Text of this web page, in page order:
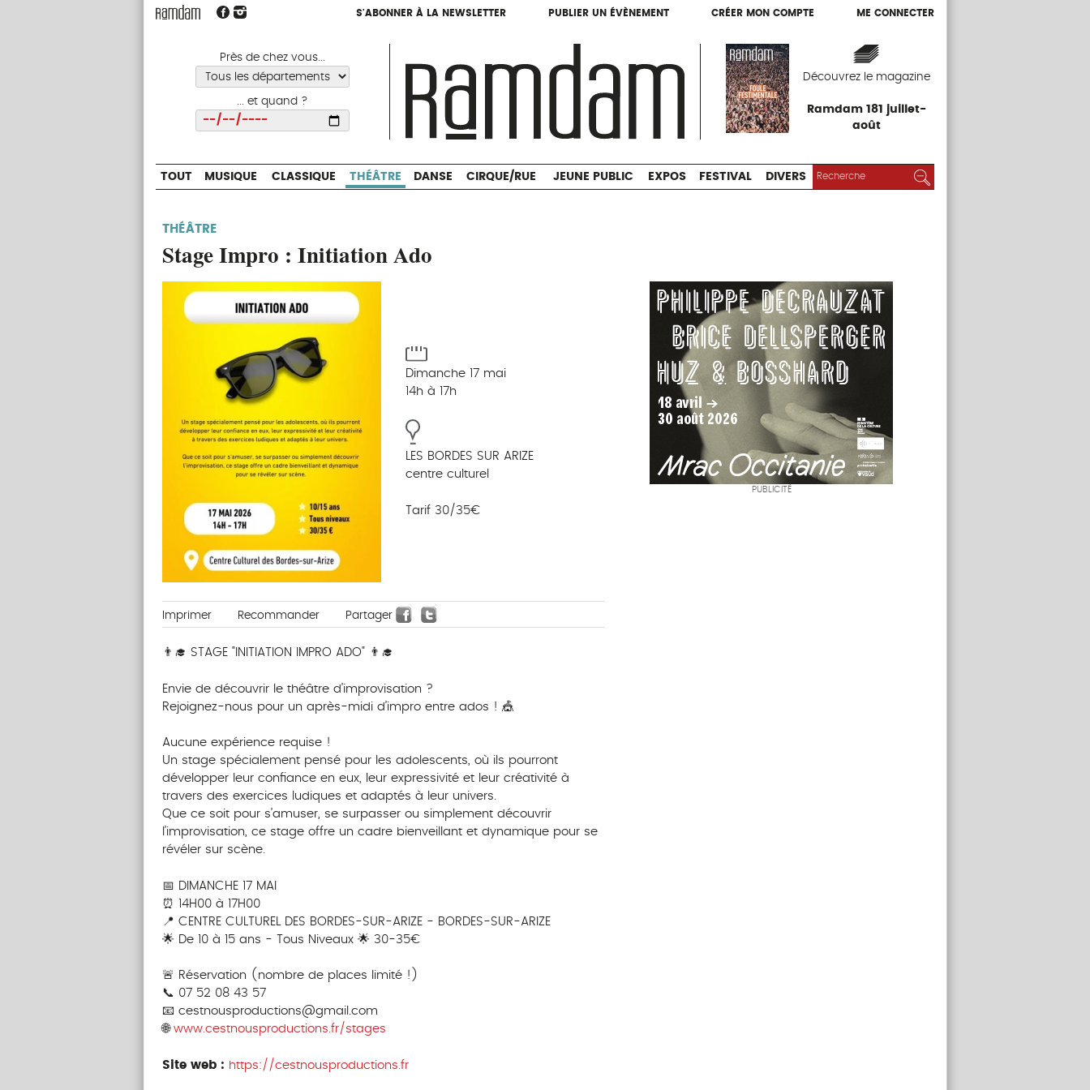
S'ABONNER À LA NEWSLETTER PUBLIER UN ÉVÈNEMENT CRÉER MON COMPTE ME CONNECTER
Près de chez vous...
... et quand ?
Découvrez le magazine
Ramdam 181 juillet-
août
S'ABONNER À LA NEWSLETTER PUBLIER UN ÉVÈNEMENT CRÉER MON COMPTE ME CONNECTER
CIRQUE/RUE JEUNE PUBLIC EXPOS
TOUT MUSIQUE CLASSIQUE THÉÂTRE DANSE CIRQUE/RUE JEUNE PUBLIC EXPOS FESTIVAL DIVERS RECHERCHER :
THÉÂTRE
Stage Impro : Initiation Ado
Dimanche 17 mai
14h à 17h
LES BORDES SUR ARIZE
centre culturel
Tarif 30/35€
Imprimer Recommander Partager
👨‍🎓 STAGE "INITIATION IMPRO ADO" 👨‍🎓
Envie de découvrir le théâtre d’improvisation ?
Rejoignez-nous pour un après-midi d’impro entre ados ! 🎪
Aucune expérience requise !
Un stage spécialement pensé pour les adolescents, où ils pourront
développer leur confiance en eux, leur expressivité et leur créativité à
travers des exercices ludiques et adaptés à leur univers.
Que ce soit pour s’amuser, se surpasser ou simplement découvrir
l’improvisation, ce stage offre un cadre bienveillant et dynamique pour se
révéler sur scène.
📅 DIMANCHE 17 MAI
⏰ 14H00 à 17H00
📍 CENTRE CULTUREL DES BORDES-SUR-ARIZE - BORDES-SUR-ARIZE
🌟 De 10 à 15 ans - Tous Niveaux 🌟 30-35€
🚨 Réservation (nombre de places limité !)
📞 07 52 08 43 57
📧 cestnousproductions@gmail.com
🌐 www.cestnousproductions.fr/stages
Site web : https://cestnousproductions.fr
PUBLICITÉ